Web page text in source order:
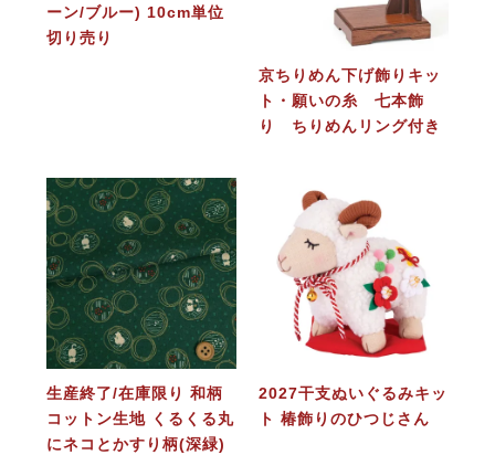
ーン/ブルー) 10cm単位
切り売り
京ちりめん下げ飾りキッ
ト・願いの糸 七本飾
り ちりめんリング付き
生産終了/在庫限り 和柄
コットン生地 くるくる丸
にネコとかすり柄(深緑)
2027干支ぬいぐるみキッ
ト 椿飾りのひつじさん